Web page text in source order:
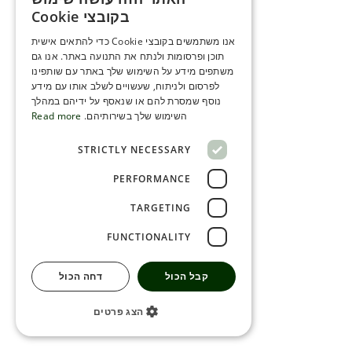
ENGLISH
SERBIA
HEBREW
RUSSIAN
SERBIAN-2
בקובצי Cookie
אנו משתמשים בקובצי Cookie כדי להתאים אישית
תוכן ופרסומות ולנתח את התנועה באתר. אנו גם
משתפים מידע על השימוש שלך באתר עם שותפינו
לפרסום ולניתוח, שעשויים לשלב אותו עם מידע
נוסף שמסרת להם או שנאסף על ידיהם במהלך
השימוש שלך בשירותיהם. Read more
STRICTLY NECESSARY
PERFORMANCE
TARGETING
FUNCTIONALITY
קבל הכול דחה הכול
הצג פרטים